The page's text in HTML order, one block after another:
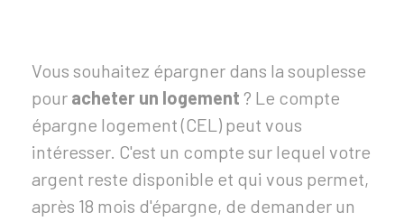
Vous souhaitez épargner dans la souplesse
pour acheter un logement ? Le compte
épargne logement (CEL) peut vous
intéresser. C'est un compte sur lequel votre
argent reste disponible et qui vous permet,
après 18 mois d'épargne, de demander un